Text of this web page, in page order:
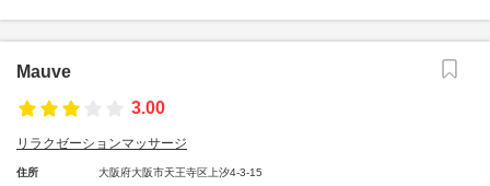
Mauve
3.00
リラクゼーションマッサージ
住所 大阪府大阪市天王寺区上汐4-3-15